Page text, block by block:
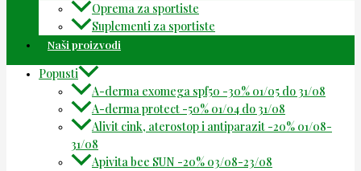
Oprema za sportiste
Suplementi za sportiste
Naši proizvodi
Popusti
A-derma exomega spf50 -30% 01/05 do 31/08
A-derma protect -50% 01/04 do 31/08
Alivit cink, aterostop i antiparazit -20% 01/08-
31/08
Apivita bee SUN -20% 03/08-23/08